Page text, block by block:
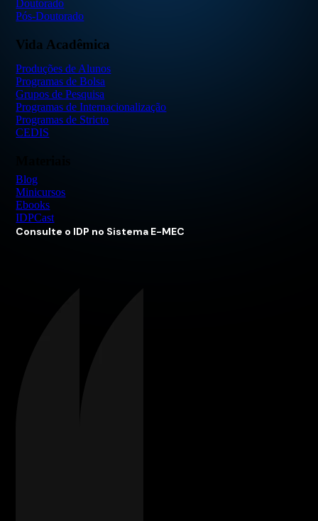
Doutorado
Pós-Doutorado
Vida Acadêmica
Produções de Alunos
Programas de Bolsa
Grupos de Pesquisa
Programas de Internacionalização
Programas de Stricto
CEDIS
Blog
Minicursos
Ebooks
IDPCast
Consulte o IDP no Sistema E-MEC